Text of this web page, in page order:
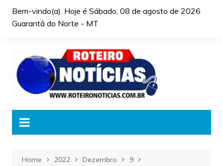
Bem-vindo(a). Hoje é Sábado, 08 de agosto de 2026
Guarantã do Norte - MT
Home 2022 Dezembro
9